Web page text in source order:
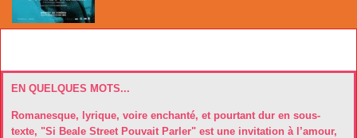
EN QUELQUES MOTS...
Romanesque, lyrique, voire enchanté, et pourtant dur en sous-
texte, "Si Beale Street Pouvait Parler" est une invitation à l’amour,